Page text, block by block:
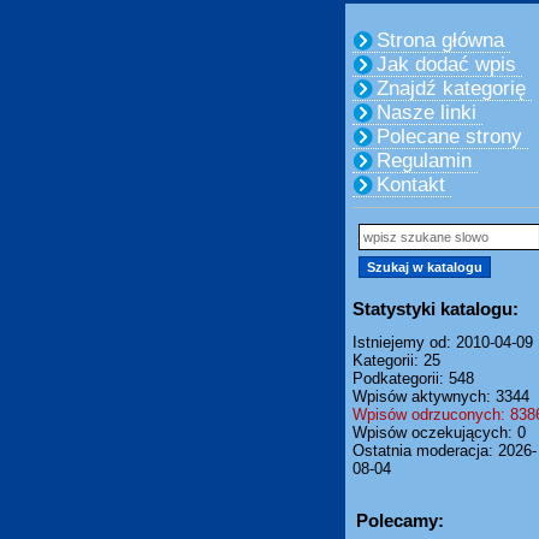
Strona główna
Jak dodać wpis
Znajdź kategorię
Nasze linki
Polecane strony
Regulamin
Kontakt
Statystyki katalogu:
Istniejemy od: 2010-04-09
Kategorii: 25
Podkategorii: 548
Wpisów aktywnych: 3344
Wpisów odrzuconych:
Wpisów oczekujących: 0
Ostatnia moderacja: 2026-
08-04
Polecamy: